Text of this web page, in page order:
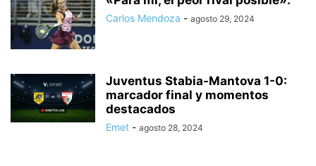
Carlos Mendoza - agosto 29, 2024
Juventus Stabia-Mantova 1-0:
marcador final y momentos
destacados
Emet - agosto 28, 2024